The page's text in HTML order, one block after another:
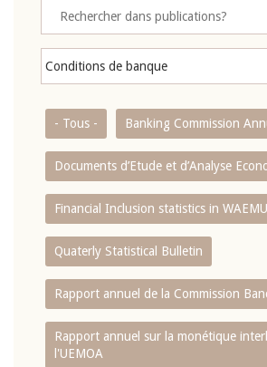
- Tous - Banking Commission
Documents d’Etude et d’Analyse
Financial Inclusion statistics in WAEMU
Quaterly Statistical Bulletin
Rapport annuel de la Commission
Rapport annuel sur la monétique
l'UEMOA